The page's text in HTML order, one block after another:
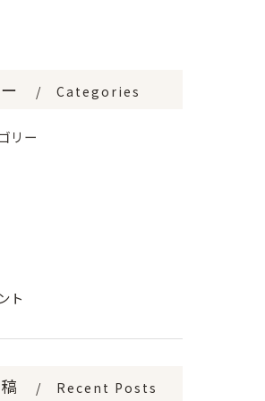
Categories
リー
ト
Recent Posts